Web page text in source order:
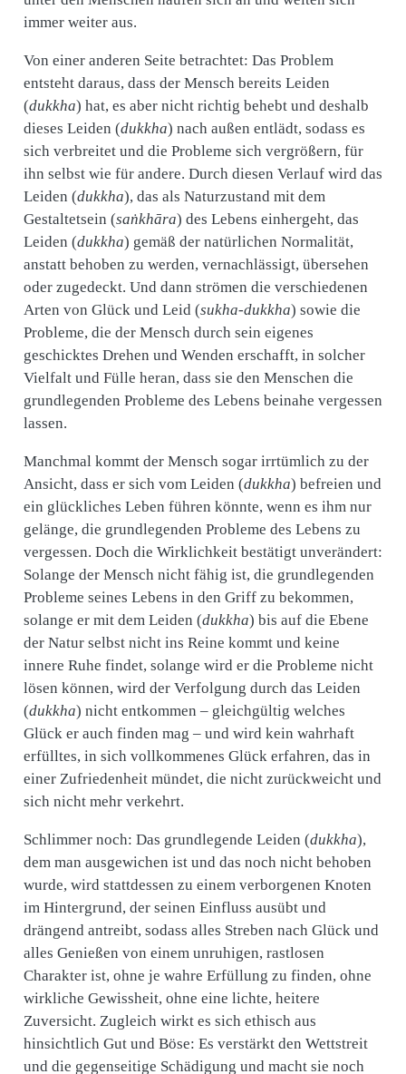
immer weiter aus.
Von einer anderen Seite betrachtet: Das Problem
entsteht daraus, dass der Mensch bereits Leiden
(dukkha) hat, es aber nicht richtig behebt und deshalb
dieses Leiden (dukkha) nach außen entlädt, sodass es
sich verbreitet und die Probleme sich vergrößern, für
ihn selbst wie für andere. Durch diesen Verlauf wird das
Leiden (dukkha), das als Naturzustand mit dem
Gestaltetsein (saṅkhāra) des Lebens einhergeht, das
Leiden (dukkha) gemäß der natürlichen Normalität,
anstatt behoben zu werden, vernachlässigt, übersehen
oder zugedeckt. Und dann strömen die verschiedenen
Arten von Glück und Leid (sukha-dukkha) sowie die
Probleme, die der Mensch durch sein eigenes
geschicktes Drehen und Wenden erschafft, in solcher
Vielfalt und Fülle heran, dass sie den Menschen die
grundlegenden Probleme des Lebens beinahe vergessen
lassen.
Manchmal kommt der Mensch sogar irrtümlich zu der
Ansicht, dass er sich vom Leiden (dukkha) befreien und
ein glückliches Leben führen könnte, wenn es ihm nur
gelänge, die grundlegenden Probleme des Lebens zu
vergessen. Doch die Wirklichkeit bestätigt unverändert:
Solange der Mensch nicht fähig ist, die grundlegenden
Probleme seines Lebens in den Griff zu bekommen,
solange er mit dem Leiden (dukkha) bis auf die Ebene
der Natur selbst nicht ins Reine kommt und keine
innere Ruhe findet, solange wird er die Probleme nicht
lösen können, wird der Verfolgung durch das Leiden
(dukkha) nicht entkommen – gleichgültig welches
Glück er auch finden mag – und wird kein wahrhaft
erfülltes, in sich vollkommenes Glück erfahren, das in
einer Zufriedenheit mündet, die nicht zurückweicht und
sich nicht mehr verkehrt.
Schlimmer noch: Das grundlegende Leiden (dukkha),
dem man ausgewichen ist und das noch nicht behoben
wurde, wird stattdessen zu einem verborgenen Knoten
im Hintergrund, der seinen Einfluss ausübt und
drängend antreibt, sodass alles Streben nach Glück und
alles Genießen von einem unruhigen, rastlosen
Charakter ist, ohne je wahre Erfüllung zu finden, ohne
wirkliche Gewissheit, ohne eine lichte, heitere
Zuversicht. Zugleich wirkt es sich ethisch aus
hinsichtlich Gut und Böse: Es verstärkt den Wettstreit
und die gegenseitige Schädigung und macht sie noch